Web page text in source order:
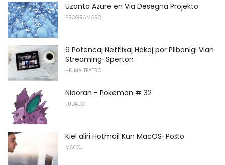
Uzanta Azure en Via Desegna Projekto
PROGRAMARO
9 Potencaj Netflixaj Hakoj por Plibonigi Vian
Streaming-Sperton
HEJMA TEATRO
Nidoran - Pokemon # 32
LUDADO
Kiel aliri Hotmail Kun MacOS-Poŝto
MACOJ